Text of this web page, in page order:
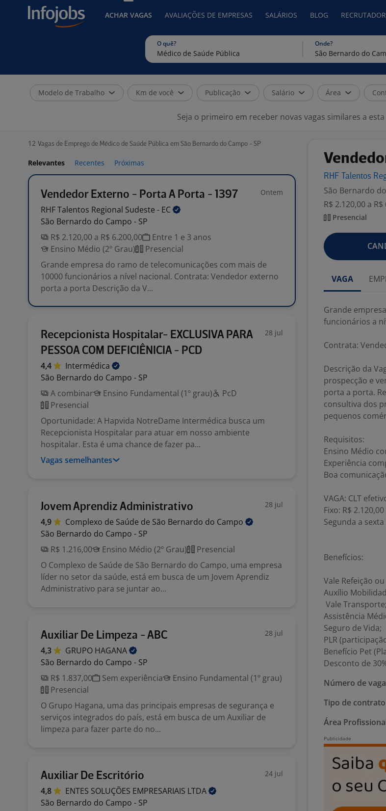
ACHAR VAGAS AVALIAÇÕES DE EMPRESAS SALÁRIOS BLOG
O quê? Onde?
Modelo de Trabalho Km de você Publicação Salário Área
Seja o primeiro em receber novas vagas similares a esta
12 Vagas de Emprego de Médico de Saúde Pública em São Bernardo do Campo - SP
Relevantes Recentes Próximas
Vendedor Externo - Porta A Porta - 1397 Ontem
RHF Talentos Regional Sudeste - EC
São Bernardo do Campo - SP
R$ 2.120,00 a R$ 6.200,00
Entre 1 e 3 anos
Ensino Médio (2º Grau)
Presencial
Grande empresa do ramo de telecomunicações com mais de
10000 funcionários a nível nacional. Contrata: Vendedor externo
porta a porta Descrição da V...
Recepcionista Hospitalar- EXCLUSIVA PARA
PESSOA COM DEFICIÊNICIA - PCD
28 jul
4,4
Intermédica
São Bernardo do Campo - SP
A combinar
Ensino Fundamental (1º grau)
PcD
Presencial
Oportunidade: A Hapvida NotreDame Intermédica busca um
Recepcionista Hospitalar para atuar em nosso ambiente
hospitalar. Esta é uma chance de fazer pa...
Vagas semelhantes
Jovem Aprendiz Administrativo 28 jul
4,9 Complexo de Saúde de São Bernardo do Campo
São Bernardo do Campo - SP
R$ 1.216,00
Ensino Médio (2º Grau)
Presencial
O Complexo de Saúde de São Bernardo do Campo, uma empresa
líder no setor da saúde, está em busca de um Jovem Aprendiz
Administrativo para se juntar ao...
Auxiliar De Limpeza - ABC 28 jul
4,3 GRUPO HAGANA
São Bernardo do Campo - SP
R$ 1.837,00
Sem experiência
Ensino Fundamental (1º grau)
Presencial
O Grupo Hagana, uma das principais empresas de segurança e
serviços integrados do país, está em busca de um Auxiliar de
limpeza para fazer parte do no...
Auxiliar De Escritório 24 jul
4,8 ENTES SOLUÇÕES EMPRESARIAIS LTDA
São Bernardo do Campo - SP
RHF Talentos
São Bernardo
R$ 2.120,00 a
Presencial
VAGA
Grande
funcionários a
Contrata:
Descrição da
prospecção e
porta a porta.
consultiva dos
pequenos
Requisitos:
Ensino Médio
Experiência
Boa
VAGA: CLT
Fixo: R$
Segunda a
Benefícios:
Vale Refeição
Auxílio
Vale Transporte;
Assistência
Seguro de Vida;
PLR
Benefício Pet
Desconto de
Número de
Tipo de
Área